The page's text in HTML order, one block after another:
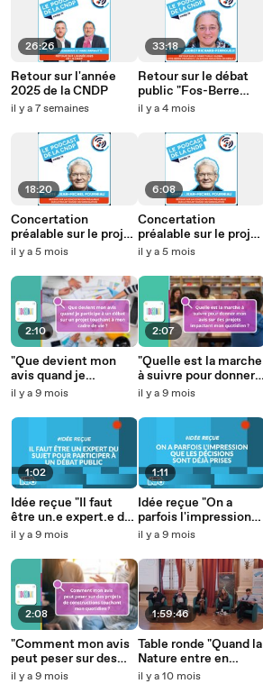
26:26
Retour sur l'année
2025 de la CNDP
il y a 7 semaines
18:20
Concertation
préalable sur le projet
Rhône Décarbonation
la participation et la
restitution
il y a 5 mois
2:10
"Que devient mon
avis quand je
participe à un débat
touchant à mon cadre
de vie ?" Consomag
CNDP x INC
il y a 9 mois
1:02
Idée reçue "Il faut
être un.e expert.e du
sujet pour participer à
Minute Info CNDP x
il y a 9 mois
2:08
"Comment mon avis
peut peser sur des
projets de
il y a 9 mois
33:18
Retour sur le débat
public "Fos-Berre
Provence, un avenir
il y a 4 mois
6:08
Concertation
préalable sur le projet
Rhône Décarbonation
projet
il y a 5 mois
2:07
"Quelle est la marche
à suivre pour donner
mon avis sur des
mon quotidien ?"
Consomag CNDP x
INC
il y a 9 mois
1:11
Idée reçue "On a
parfois l'impression
que les décisions
Minute Info CNDP x
il y a 9 mois
1:59:46
Table ronde "Quand la
Nature entre en
démocratie :
il y a 10 mois